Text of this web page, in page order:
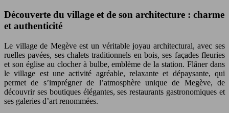
Découverte du village et de son architecture : charme
et authenticité
Le village de Megève est un véritable joyau architectural, avec ses
ruelles pavées, ses chalets traditionnels en bois, ses façades fleuries
et son église au clocher à bulbe, emblème de la station. Flâner dans
le village est une activité agréable, relaxante et dépaysante, qui
permet de s’imprégner de l’atmosphère unique de Megève, de
découvrir ses boutiques élégantes, ses restaurants gastronomiques et
ses galeries d’art renommées.